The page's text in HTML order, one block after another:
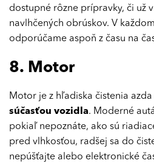
dostupné rôzne prípravky, či už
navlhčených obrúskov. V
odporúčame aspoň z času na
8. Motor
Motor je z hľadiska čistenia azda
súčasťou vozidla. Moderné
pokiaľ nepoznáte, ako sú
pred vlhkosťou, radšej sa do
nepúšťajte alebo elektronické